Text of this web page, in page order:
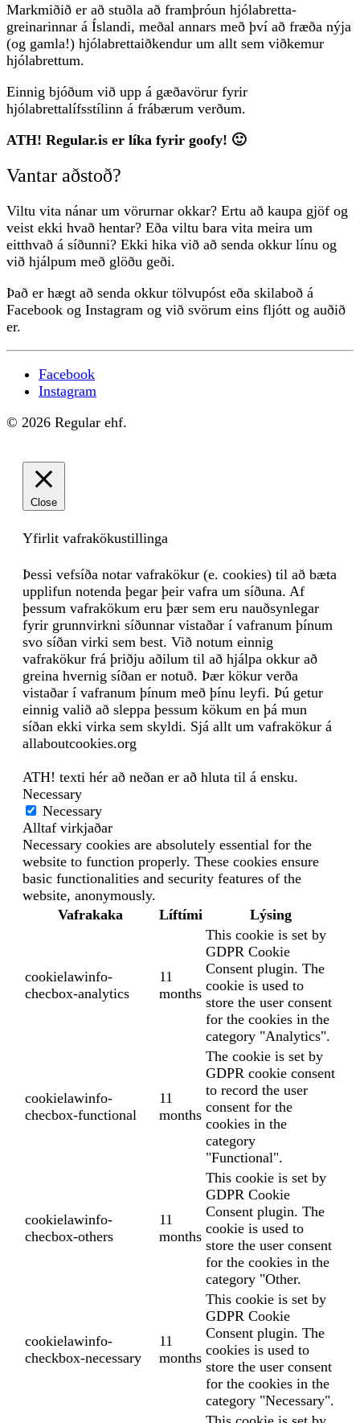
Markmiðið er að stuðla að framþróun hjólabretta-
greinarinnar á Íslandi, meðal annars með því að fræða nýja
(og gamla!) hjólabrettaiðkendur um allt sem viðkemur
hjólabrettum.
Einnig bjóðum við upp á gæðavörur fyrir
hjólabrettalífsstílinn á frábærum verðum.
ATH! Regular.is er líka fyrir goofy! 🙂
Vantar aðstoð?
Viltu vita nánar um vörurnar okkar? Ertu að kaupa gjöf og
veist ekki hvað hentar? Eða viltu bara vita meira um
eitthvað á síðunni? Ekki hika við að senda okkur línu og
við hjálpum með glöðu geði.
Það er hægt að senda okkur tölvupóst eða skilaboð á
Facebook og Instagram og við svörum eins fljótt og auðið
er.
Facebook
Instagram
© 2026 Regular ehf.
Close
Yfirlit vafrakökustillinga
Þessi vefsíða notar vafrakökur (e. cookies) til að bæta
upplifun notenda þegar þeir vafra um síðuna. Af
þessum vafrakökum eru þær sem eru nauðsynlegar
fyrir grunnvirkni síðunnar vistaðar í vafranum þínum
svo síðan virki sem best. Við notum einnig
vafrakökur frá þriðju aðilum til að hjálpa okkur að
greina hvernig síðan er notuð. Þær kökur verða
vistaðar í vafranum þínum með þínu leyfi. Þú getur
einnig valið að sleppa þessum kökum en þá mun
síðan ekki virka sem skyldi. Sjá allt um vafrakökur á
allaboutcookies.org
ATH! texti hér að neðan er að hluta til á ensku.
Necessary
Necessary
Alltaf virkjaðar
Necessary cookies are absolutely essential for the
website to function properly. These cookies ensure
basic functionalities and security features of the
website, anonymously.
Vafrakaka
Líftími Lýsing
cookielawinfo-
checbox-analytics
11
months
This cookie is set by
GDPR Cookie
Consent plugin. The
cookie is used to
store the user consent
for the cookies in the
category "Analytics".
cookielawinfo-
checbox-functional
11
months
The cookie is set by
GDPR cookie consent
to record the user
consent for the
cookies in the
category
"Functional".
cookielawinfo-
checbox-others
11
months
This cookie is set by
GDPR Cookie
Consent plugin. The
cookie is used to
store the user consent
for the cookies in the
category "Other.
cookielawinfo-
checkbox-necessary
11
months
This cookie is set by
GDPR Cookie
Consent plugin. The
cookies is used to
store the user consent
for the cookies in the
category "Necessary".